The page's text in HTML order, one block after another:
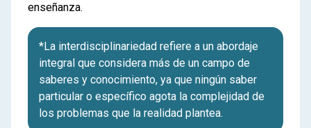
enseñanza.
*La interdisciplinariedad refiere a un abordaje
integral que considera más de un campo de
saberes y conocimiento, ya que ningún saber
particular o específico agota la complejidad de
los problemas que la realidad plantea.